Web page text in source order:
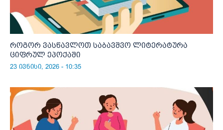
როგორ ვასწავლოთ საბავშვო ლიტერატურა
ციფრულ ეპოქაში
23 ივნისი, 2026 - 10:35